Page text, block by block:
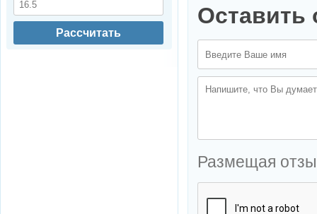
Оставить
Размещая
Рассчитать